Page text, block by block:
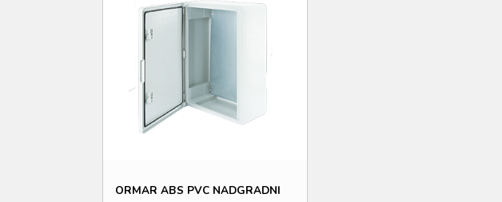
ORMAR ABS PVC NADGRADNI